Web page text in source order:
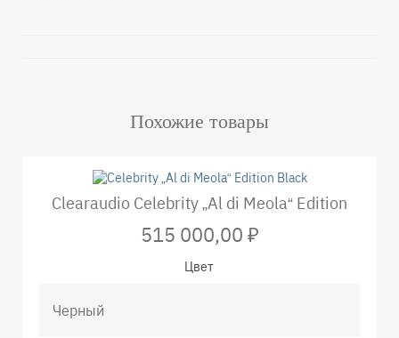
Похожие товары
Clearaudio Celebrity „Al di Meola“ Edition
515 000,00 ₽
Цвет